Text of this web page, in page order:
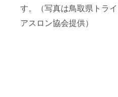
す。（写真は鳥取県トライ
アスロン協会提供）